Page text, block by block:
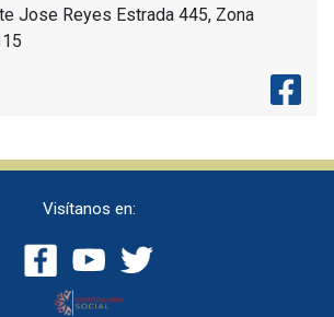
Jose Reyes Estrada 445, Zona
Visítanos en: